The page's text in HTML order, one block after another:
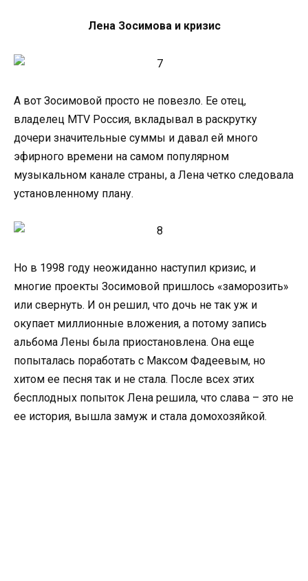
Лена Зосимова и кризис
А вот Зосимовой просто не повезло. Ее отец,
владелец MTV Россия, вкладывал в раскрутку
дочери значительные суммы и давал ей много
эфирного времени на самом популярном
музыкальном канале страны, а Лена четко следовала
установленному плану.
Но в 1998 году неожиданно наступил кризис, и
многие проекты Зосимовой пришлось «заморозить»
или свернуть. И он решил, что дочь не так уж и
окупает миллионные вложения, а потому запись
альбома Лены была приостановлена. Она еще
попыталась поработать с Максом Фадеевым, но
хитом ее песня так и не стала. После всех этих
бесплодных попыток Лена решила, что слава – это не
ее история, вышла замуж и стала домохозяйкой.